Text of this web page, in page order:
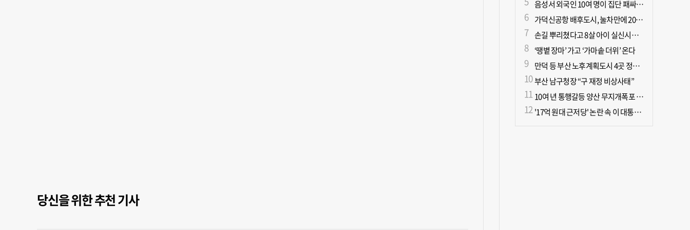
당신을 위한 추천 기사
음성서 외국인 10여 명이 집단 패싸움하다 1명 사망
가덕신공항 배후도시, 눌차만에 2028년 착공
손길 뿌리쳤다고 8살 아이 실신시킨 50대, 집유
‘땡볕 장마’ 가고 ‘가마솥 더위’ 온다
만덕 등 부산 노후계획도시 4곳 정비기본계획 마련
부산 남구청장 “구 재정 비상사태”
10여 년 통행갈등 양산 무지개폭포 해결되나?
'17억 원대 근저당' 논란 속 이 대통령, 오늘 국민과 부동산 대토론회